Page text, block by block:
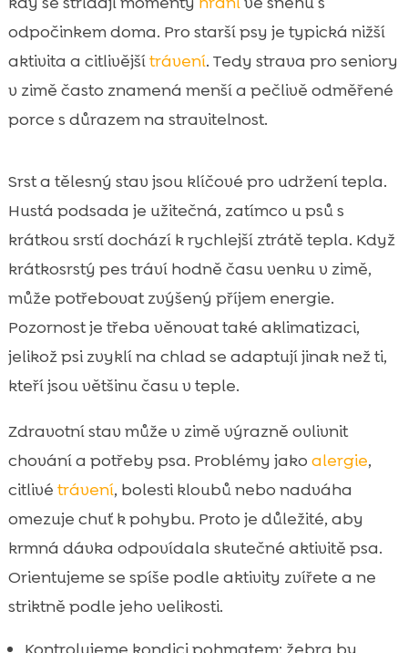
odpočinkem doma. Pro starší psy je typická nižší
aktivita a citlivějšítrávení. Tedy strava pro seniory
v zimě často znamená menší a pečlivě odměřené
porce s důrazem na stravitelnost.
Srst a tělesný stav jsou klíčové pro udržení tepla.
Hustá podsada je užitečná, zatímco u psů s
krátkou srstí dochází k rychlejší ztrátě tepla. Když
krátkosrstý pes tráví hodně času venku v zimě,
může potřebovat zvýšený příjem energie.
Pozornost je třeba věnovat také aklimatizaci,
jelikož psi zvyklí na chlad se adaptují jinak než ti,
kteří jsou většinu času v teple.
Zdravotní stav může v zimě výrazně ovlivnit
chování a potřeby psa. Problémy jako alergie,
citlivé trávení, bolesti kloubů nebo nadváha
omezuje chuť k pohybu. Proto je důležité, aby
krmná dávka odpovídala skutečné aktivitě psa.
Orientujeme se spíše podle aktivity zvířete a ne
striktně podle jeho velikosti.